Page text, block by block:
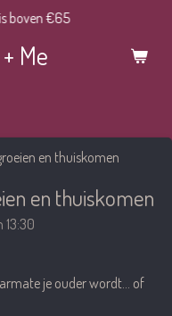
Me
boven €65
en thuiskomen
en thuiskomen
13:30
je ouder wordt… of